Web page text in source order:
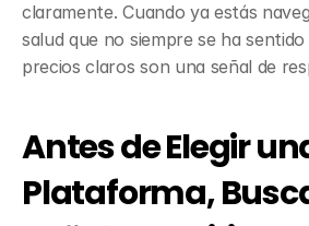
claramente. Cuando ya estás
salud que no siempre se ha
precios claros son una señal de
Antes de Elegir
Plataforma,